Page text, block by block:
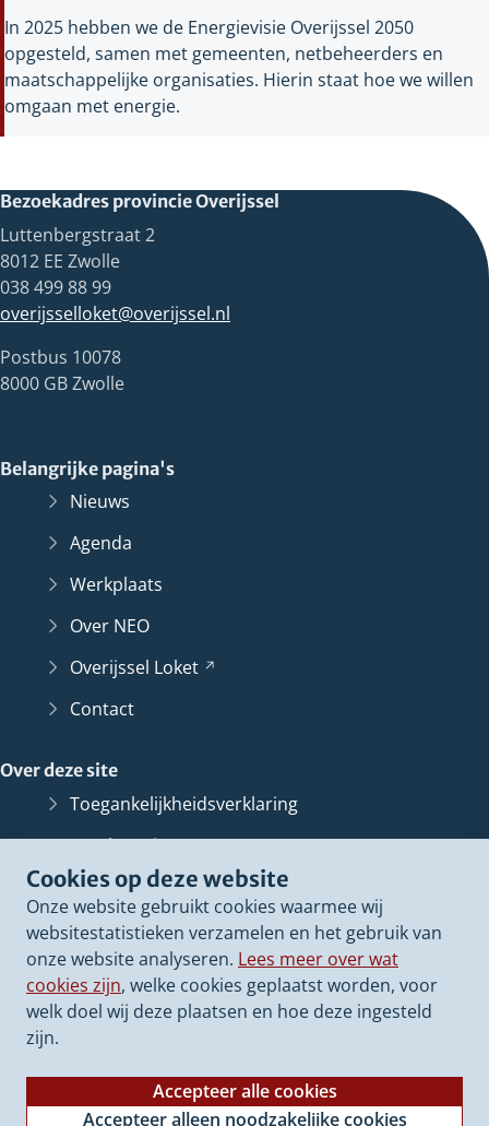
Cookies op deze website
Onze website gebruikt cookies waarmee wij
websitestatistieken verzamelen en het gebruik van
onze website analyseren. Lees meer over wat
cookies zijn, welke cookies geplaatst worden, voor
welk doel wij deze plaatsen en hoe deze ingesteld
zijn.
Accepteer alle cookies
Accepteer alleen noodzakelijke cookies
In 2025 hebben we de Energievisie Overijssel 2050
opgesteld, samen met gemeenten, netbeheerders en
maatschappelijke organisaties. Hierin staat hoe we willen
omgaan met energie.
Bezoekadres provincie Overijssel
Luttenbergstraat 2
8012 EE Zwolle
038 499 88 99
overijsselloket@overijssel.nl
Postbus 10078
8000 GB Zwolle
Belangrijke pagina's
Nieuws
Agenda
Werkplaats
Over NEO
Overijssel Loket
Contact
Over deze site
Toegankelijkheidsverklaring
Bescherming persoonsgegevens
Informatiebeveiliging
Proclaimer
Cookieverklaring
Archief van dezewebsite
(Verwijst
andere
website)